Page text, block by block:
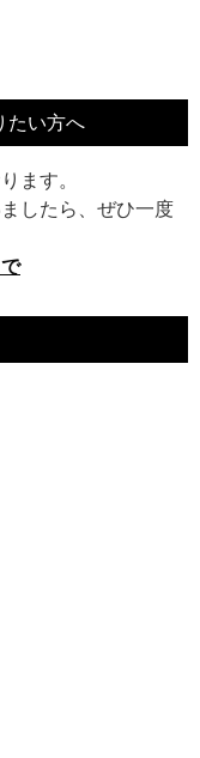
たい方へ
ます。
したら、ぜひ一度